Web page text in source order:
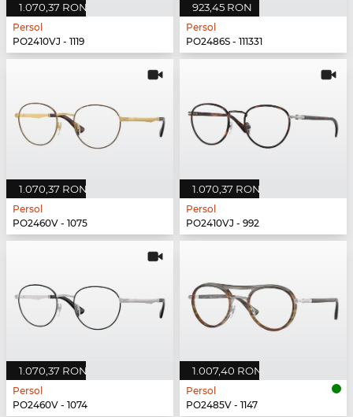
1.070,37 RON
Persol
PO2410VJ - 1119
923,45 RON
Persol
PO2486S - 111331
1.070,37 RON
Persol
PO2460V - 1075
1.070,37 RON
Persol
PO2410VJ - 992
1.070,37 RON
Persol
PO2460V - 1074
1.007,40 RON
Persol
PO2485V - 1147